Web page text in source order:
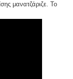
μανατζάριζε. Το